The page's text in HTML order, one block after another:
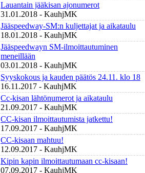
Lauantain jääkisan ajonumerot
31.01.2018 - KauhjMK
Jääspeedway-SM:n kuljettajat ja aikataulu
18.01.2018 - KauhjMK
Jääspeedwayn SM-ilmoittautuminen
meneillään
03.01.2018 - KauhjMK
Syyskokous ja kauden päätös 24.11. klo 18
16.11.2017 - KauhjMK
Cc-kisan lähtönumerot ja aikataulu
21.09.2017 - KauhjMK
CC-kisan ilmoittautumista jatkettu!
17.09.2017 - KauhjMK
CC-kisaan mahtuu!
12.09.2017 - KauhjMK
Kipin kapin ilmoittautumaan cc-kisaan!
07.09.2017 - KauhjMK